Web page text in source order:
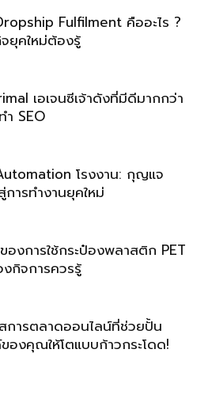
Fulfilment คืออะไร ?
ยุคใหม่ต้องรู้
เอเจนซีเจ้าดังที่มีดีมากกว่า
ำ SEO
โรงงาน: กุญแจ
ารทำงานยุคใหม่
องการใช้กระป๋องพลาสติก PET
งกิจการควรรู้
การตลาดออนไลน์ที่ช่วยปั้น
องคุณให้โตแบบก้าวกระโดด!